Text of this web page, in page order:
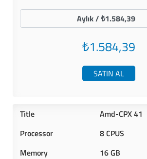
₺1.584,39
SATIN AL
Amd-CPX 41
8 CPUS
16 GB